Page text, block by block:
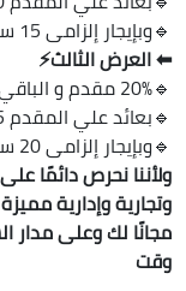
🔹وبإيجار إلزامى 15 سنة من 25% حتى 30%
⬅ العرض الثالث⚡️
🔹20% مقدم و الباقي علي 9 سنين
🔹بعائد علي المقدم 25%؜ سنويا
🔹وبإيجار إلزامى 20 سنة من 25% حتى 30%
ولأننا نحرص دائمًا
وتجارية وإدارية
مجانًا لك وعلى مدار
وقت